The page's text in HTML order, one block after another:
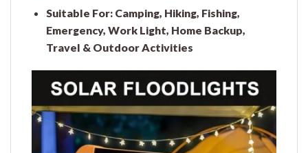
Suitable For:Camping, Hiking, Fishing,
Emergency, Work Light, Home Backup,
Travel & Outdoor Activities